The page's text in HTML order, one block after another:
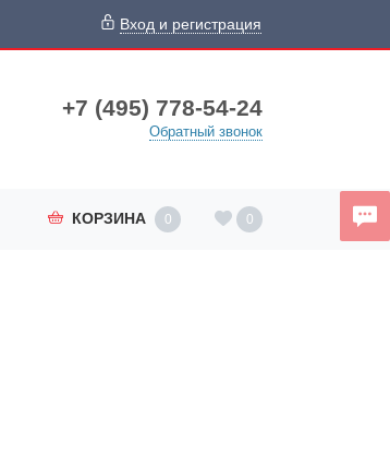
Вход и регистрация
+7 (495) 778-54-24
Обратный звонок
КОРЗИНА 0 0